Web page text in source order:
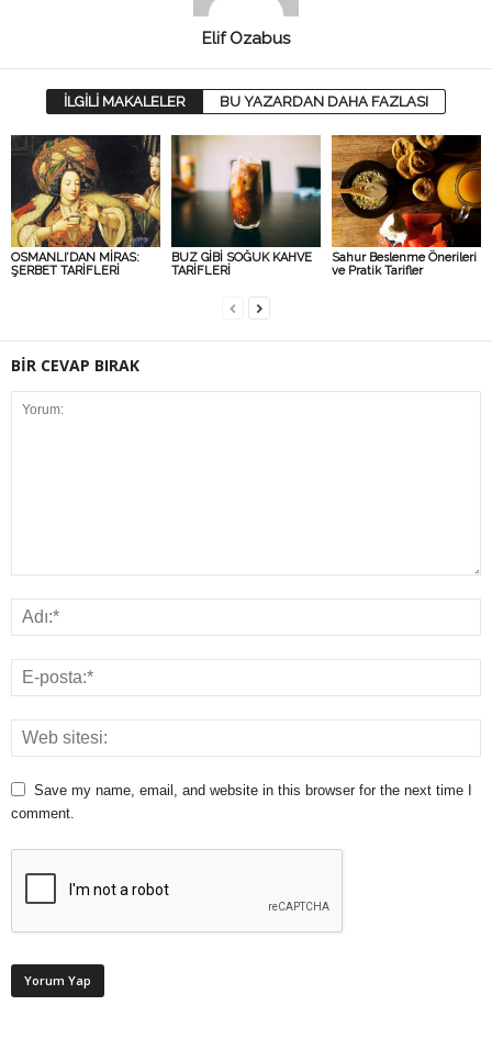
Elif Ozabus
İLGİLİ MAKALELER BU YAZARDAN DAHA FAZLASI
OSMANLI’DAN MİRAS:
ŞERBET TARİFLERİ
BUZ GİBİ SOĞUK KAHVE
TARİFLERİ
Sahur Beslenme Önerileri
ve Pratik Tarifler
BİR CEVAP BIRAK
Save my name, email, and website in this browser for the next time I
comment.